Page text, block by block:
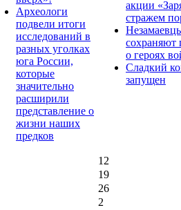
Археологи
подвели итоги
исследований в
разных уголках
юга России,
которые
значительно
расширили
представление о
жизни наших
предков
акции
стражем
сохраняют
о героях
Сладкий
запущен
12
19
26
2